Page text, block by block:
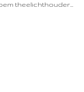
theelichthouder…